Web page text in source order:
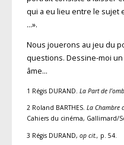
qui a eu lieu entre le sujet
…».
Nous jouerons au jeu du
questions. Dessine-moi
âme…
1 Régis DURAND. La Part de
2 Roland BARTHES. La Chambre
Cahiers du cinéma, Gallimard/
3 Régis DURAND, op cit., p. 54.